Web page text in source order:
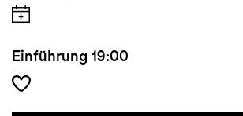
Einführung 19:00